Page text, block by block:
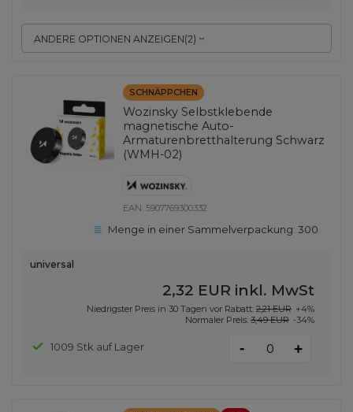
ANDERE OPTIONEN ANZEIGEN(2)
SCHNÄPPCHEN
Wozinsky Selbstklebende
magnetische Auto-
Armaturenbretthalterung Schwarz
(WMH-02)
EAN: 5907769300332
Menge in einer Sammelverpackung:300
universal
2,32 EUR inkl. MwSt
Niedrigster Preis in 30 Tagen vor Rabatt: 2,21 EUR +4%
Normaler Preis: 3,49 EUR -34%
1009 Stk auf Lager - +